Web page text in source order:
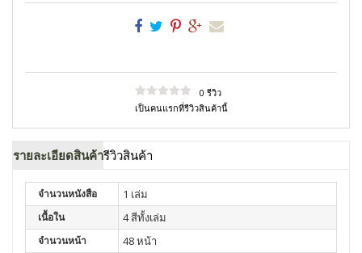
0 รีวิว
เป็นคนแรกที่รีวิวสินค้านี้
รายละเอียดสินค้ารีวิวสินค้า
จำนวนหนังสือ 1 เล่ม
เนื้อใน 4 สีทั้งเล่ม
จำนวนหน้า 48 หน้า